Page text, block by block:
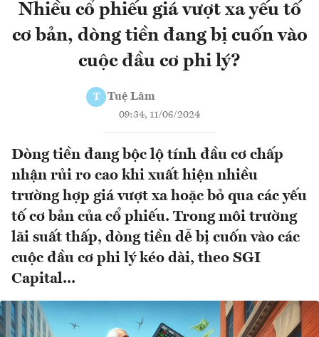
Nhiều cổ phiếu giá vượt xa yếu tố
cơ bản, dòng tiền đang bị cuốn vào
cuộc đầu cơ phi lý?
T Tuệ Lâm
09:34, 11/06/2024
Dòng tiền đang bộc lộ tính đầu cơ chấp
nhận rủi ro cao khi xuất hiện nhiều
trường hợp giá vượt xa hoặc bỏ qua các yếu
tố cơ bản của cổ phiếu. Trong môi trường
lãi suất thấp, dòng tiền dễ bị cuốn vào các
cuộc đầu cơ phi lý kéo dài, theo SGI
Capital...